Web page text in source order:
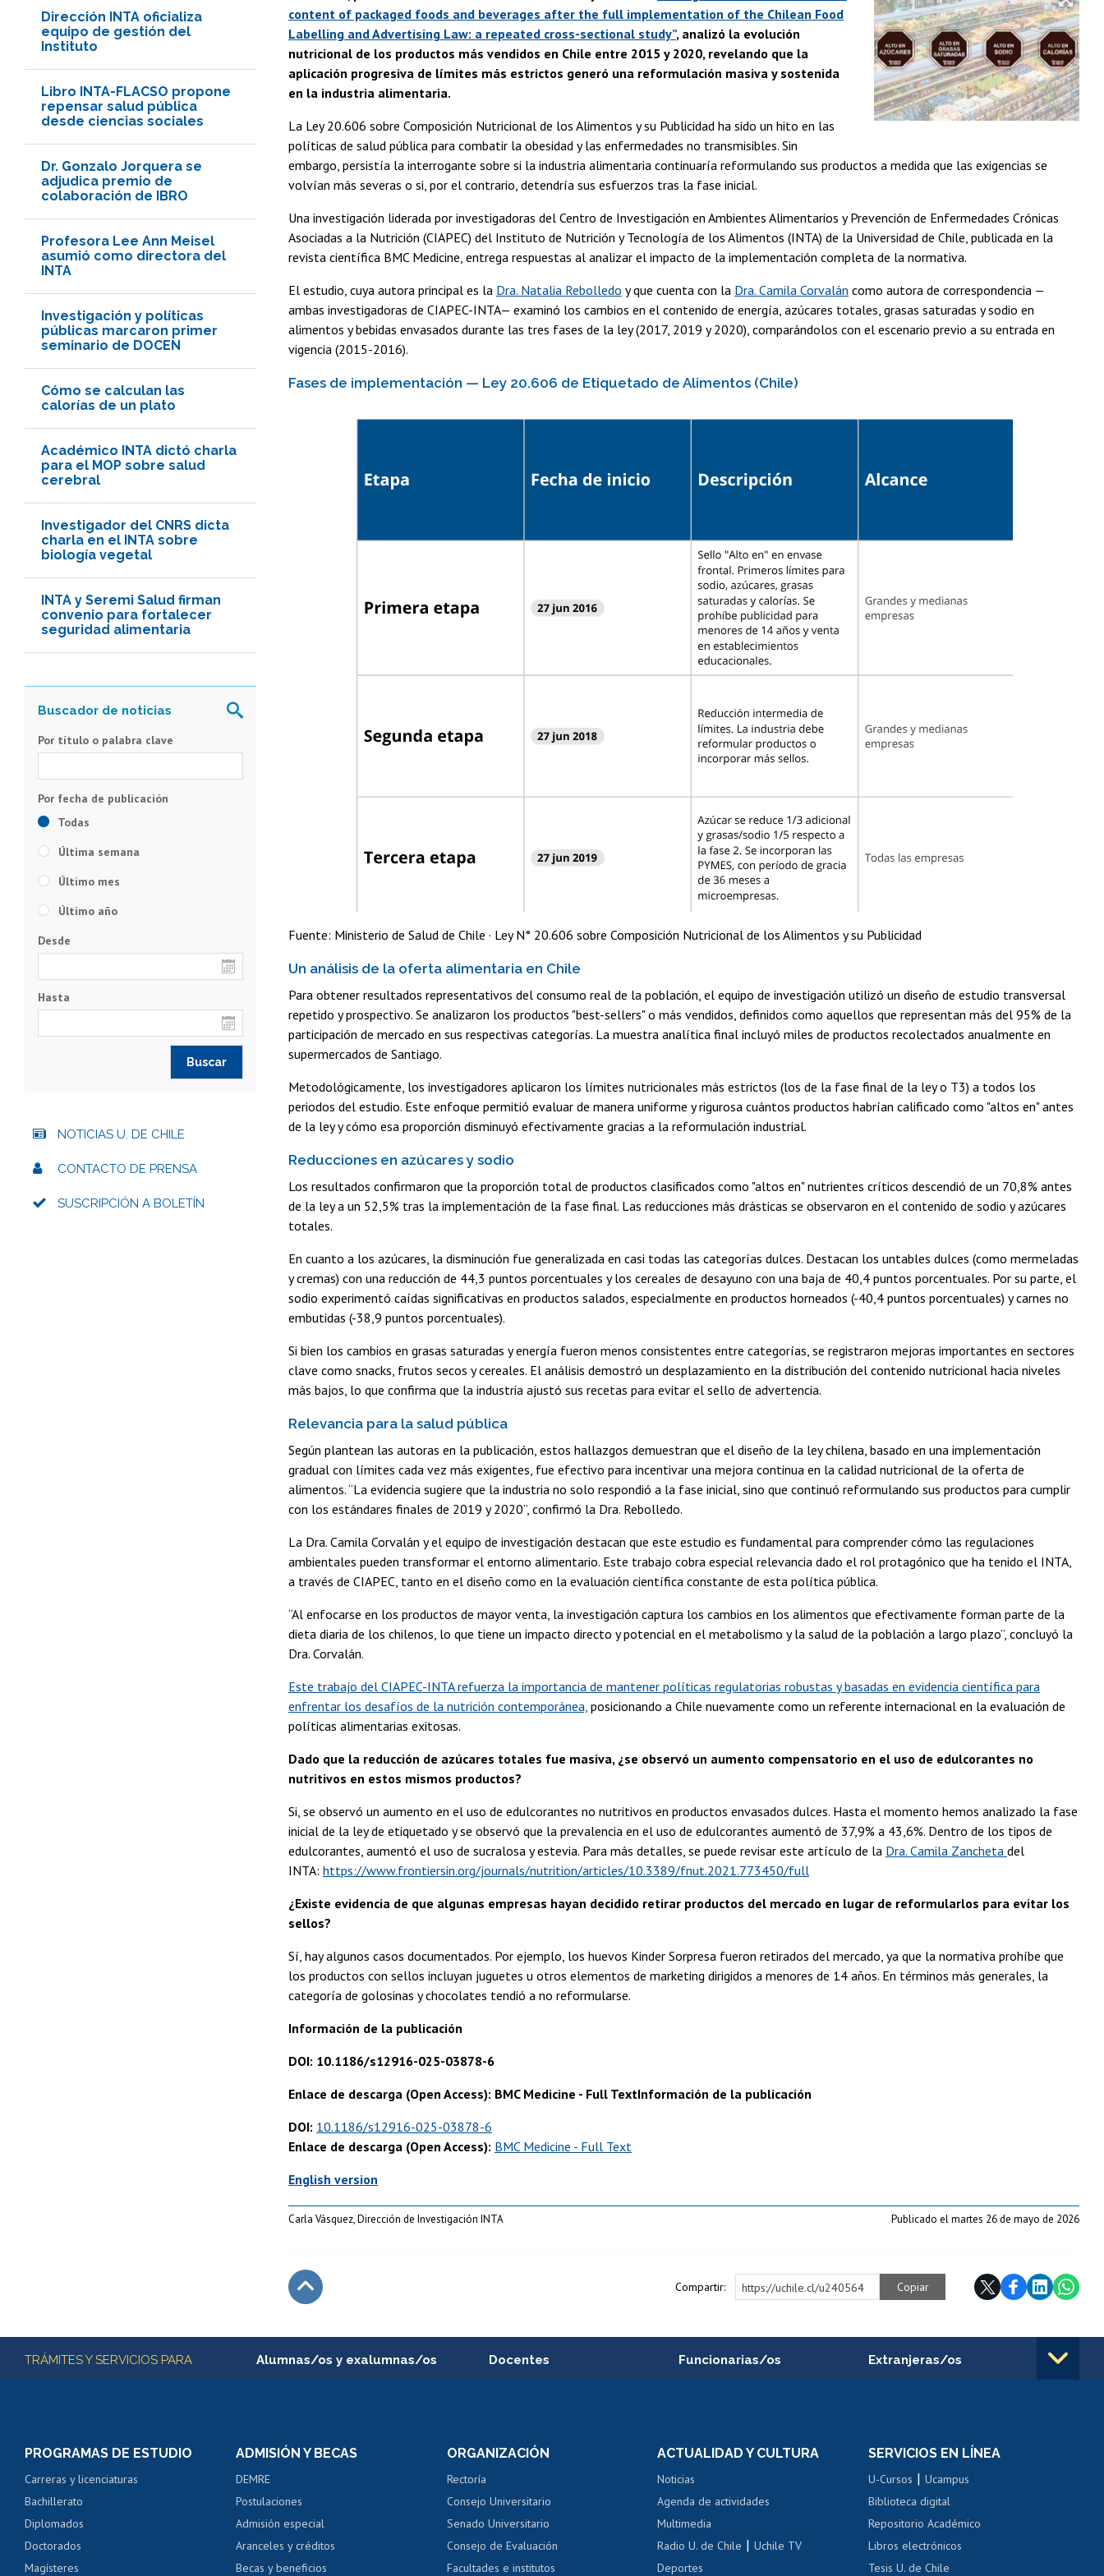
Dirección INTA oficializa
equipo de gestión del
Instituto
Libro INTA-FLACSO propone
repensar salud pública
desde ciencias sociales
Dr. Gonzalo Jorquera se
adjudica premio de
colaboración de IBRO
Profesora Lee Ann Meisel
asumió como directora del
INTA
Investigación y políticas
públicas marcaron primer
seminario de DOCEN
Cómo se calculan las
calorías de un plato
Académico INTA dictó charla
para el MOP sobre salud
cerebral
Investigador del CNRS dicta
charla en el INTA sobre
biología vegetal
INTA y Seremi Salud firman
convenio para fortalecer
seguridad alimentaria
content of packaged foods and beverages after the full implementation of the Chilean Food
Labelling and Advertising Law: a repeated cross-sectional study”, analizó la evolución
nutricional de los productos más vendidos en Chile entre 2015 y 2020, revelando que la
aplicación progresiva de límites más estrictos generó una reformulación masiva y sostenida
en la industria alimentaria.
La Ley 20.606 sobre Composición Nutricional de los Alimentos y su Publicidad ha sido un hito en las
políticas de salud pública para combatir la obesidad y las enfermedades no transmisibles. Sin
embargo, persistía la interrogante sobre si la industria alimentaria continuaría reformulando sus productos a medida que las exigencias se
volvían más severas o si, por el contrario, detendría sus esfuerzos tras la fase inicial.
Una investigación liderada por investigadoras del Centro de Investigación en Ambientes Alimentarios y Prevención de Enfermedades Crónicas
Asociadas a la Nutrición (CIAPEC) del Instituto de Nutrición y Tecnología de los Alimentos (INTA) de la Universidad de Chile, publicada en la
revista científica BMC Medicine, entrega respuestas al analizar el impacto de la implementación completa de la normativa.
El estudio, cuya autora principal es la Dra. Natalia Rebolledo y que cuenta con la Dra. Camila Corvalán como autora de correspondencia —
ambas investigadoras de CIAPEC-INTA— examinó los cambios en el contenido de energía, azúcares totales, grasas saturadas y sodio en
alimentos y bebidas envasados durante las tres fases de la ley (2017, 2019 y 2020), comparándolos con el escenario previo a su entrada en
vigencia (2015-2016).
Fases de implementación — Ley 20.606 de Etiquetado de Alimentos (Chile)
Fuente: Ministerio de Salud de Chile · Ley N° 20.606 sobre Composición Nutricional de los Alimentos y su Publicidad
Un análisis de la oferta alimentaria en Chile
Para obtener resultados representativos del consumo real de la población, el equipo de investigación utilizó un diseño de estudio transversal
repetido y prospectivo. Se analizaron los productos "best-sellers" o más vendidos, definidos como aquellos que representan más del 95% de la
participación de mercado en sus respectivas categorías. La muestra analítica final incluyó miles de productos recolectados anualmente en
supermercados de Santiago.
Metodológicamente, los investigadores aplicaron los límites nutricionales más estrictos (los de la fase final de la ley o T3) a todos los
periodos del estudio. Este enfoque permitió evaluar de manera uniforme y rigurosa cuántos productos habrían calificado como "altos en" antes
de la ley y cómo esa proporción disminuyó efectivamente gracias a la reformulación industrial.
Reducciones en azúcares y sodio
Los resultados confirmaron que la proporción total de productos clasificados como "altos en" nutrientes críticos descendió de un 70,8% antes
de la ley a un 52,5% tras la implementación de la fase final. Las reducciones más drásticas se observaron en el contenido de sodio y azúcares
totales.
En cuanto a los azúcares, la disminución fue generalizada en casi todas las categorías dulces. Destacan los untables dulces (como mermeladas
y cremas) con una reducción de 44,3 puntos porcentuales y los cereales de desayuno con una baja de 40,4 puntos porcentuales. Por su parte, el
sodio experimentó caídas significativas en productos salados, especialmente en productos horneados (-40,4 puntos porcentuales) y carnes no
embutidas (-38,9 puntos porcentuales).
Si bien los cambios en grasas saturadas y energía fueron menos consistentes entre categorías, se registraron mejoras importantes en sectores
clave como snacks, frutos secos y cereales. El análisis demostró un desplazamiento en la distribución del contenido nutricional hacia niveles
más bajos, lo que confirma que la industria ajustó sus recetas para evitar el sello de advertencia.
Relevancia para la salud pública
Según plantean las autoras en la publicación, estos hallazgos demuestran que el diseño de la ley chilena, basado en una implementación
gradual con límites cada vez más exigentes, fue efectivo para incentivar una mejora continua en la calidad nutricional de la oferta de
alimentos. “La evidencia sugiere que la industria no solo respondió a la fase inicial, sino que continuó reformulando sus productos para cumplir
con los estándares finales de 2019 y 2020”, confirmó la Dra. Rebolledo.
La Dra. Camila Corvalán y el equipo de investigación destacan que este estudio es fundamental para comprender cómo las regulaciones
ambientales pueden transformar el entorno alimentario. Este trabajo cobra especial relevancia dado el rol protagónico que ha tenido el INTA,
a través de CIAPEC, tanto en el diseño como en la evaluación científica constante de esta política pública.
“Al enfocarse en los productos de mayor venta, la investigación captura los cambios en los alimentos que efectivamente forman parte de la
dieta diaria de los chilenos, lo que tiene un impacto directo y potencial en el metabolismo y la salud de la población a largo plazo”, concluyó la
Dra. Corvalán.
Este trabajo del CIAPEC-INTA refuerza la importancia de mantener políticas regulatorias robustas y basadas en evidencia científica para
enfrentar los desafíos de la nutrición contemporánea, posicionando a Chile nuevamente como un referente internacional en la evaluación de
políticas alimentarias exitosas.
Dado que la reducción de azúcares totales fue masiva, ¿se observó un aumento compensatorio en el uso de edulcorantes no
nutritivos en estos mismos productos?
Si, se observó un aumento en el uso de edulcorantes no nutritivos en productos envasados dulces. Hasta el momento hemos analizado la fase
inicial de la ley de etiquetado y se observó que la prevalencia en el uso de edulcorantes aumentó de 37,9% a 43,6%. Dentro de los tipos de
edulcorantes, aumentó el uso de sucralosa y estevia. Para más detalles, se puede revisar este artículo de la Dra. Camila Zancheta del
INTA: https://www.frontiersin.org/journals/nutrition/articles/10.3389/fnut.2021.773450/full
¿Existe evidencia de que algunas empresas hayan decidido retirar productos del mercado en lugar de reformularlos para evitar los
sellos?
Sí, hay algunos casos documentados. Por ejemplo, los huevos Kinder Sorpresa fueron retirados del mercado, ya que la normativa prohíbe que
los productos con sellos incluyan juguetes u otros elementos de marketing dirigidos a menores de 14 años. En términos más generales, la
categoría de golosinas y chocolates tendió a no reformularse.
Información de la publicación
DOI: 10.1186/s12916-025-03878-6
Enlace de descarga (Open Access): BMC Medicine - Full TextInformación de la publicación
DOI: 10.1186/s12916-025-03878-6
Enlace de descarga (Open Access): BMC Medicine - Full Text
English version
Carla Vásquez, Dirección de Investigación INTA Publicado el martes 26 de mayo de 2026
Compartir: https://uchile.cl/u240564 Copiar
Por título o palabra clave
Todas
Última semana
Último mes
Último año
Desde
Hasta
NOTICIAS U. DE CHILE
CONTACTO DE PRENSA
SUSCRIPCIÓN A BOLETÍN
Más información
TRÁMITES Y SERVICIOS PARA Alumnas/os y exalumnas/os
Consulta y certificado de notas
Servicio médico y dental
Pago de arancel y crédito alumnos
Pago de arancel y crédito exalumnos
Certificado de títulos y grados
Docentes
Perfeccionamiento
Evaluación docente
Calificación académica
Postulación al AUCAI
Funcionarias/os
Portal de movilidad interna
Certificado de renta
Certificado de renta
Gestión de correo uchile
Extranjeras/os
Movilidad Estudiantil
Cursos de español
PROGRAMAS DE ESTUDIO
Carreras y licenciaturas
Bachillerato
Diplomados
Doctorados
Magísteres
ADMISIÓN Y BECAS
DEMRE
Postulaciones
Admisión especial
Aranceles y créditos
Becas y beneficios
ORGANIZACIÓN
Rectoría
Consejo Universitario
Senado Universitario
Consejo de Evaluación
Facultades e institutos
ACTUALIDAD Y CULTURA
Noticias
Agenda de actividades
Multimedia
Radio U. de Chile |Uchile TV
Deportes
SERVICIOS EN LÍNEA
U-Cursos |Ucampus
Biblioteca digital
Repositorio Académico
Libros electrónicos
Tesis U. de Chile